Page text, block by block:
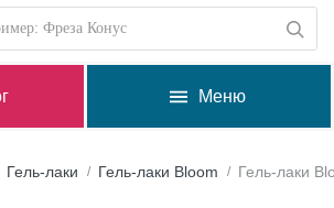
Меню
Гель-лаки Гель-лаки Bloom Гель-лаки